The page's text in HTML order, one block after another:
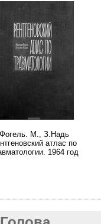
Фогель. М., З.Надь
атлас по
1964 год